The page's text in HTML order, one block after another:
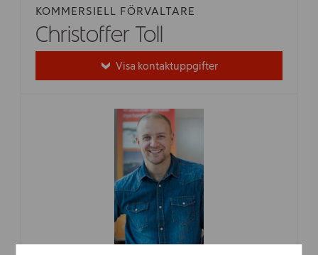
KOMMERSIELL FÖRVALTARE
Christoffer Toll
Visa kontaktuppgifter